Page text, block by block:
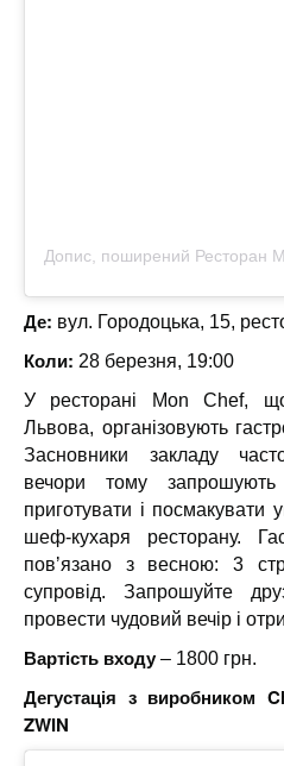
Де: вул. Городоцька, 15,
Коли: 28 березня, 19:00
У ресторані Mon Chef,
Львова, організовують
Засновники закладу
вечори тому
приготувати і посмакувати
шеф-кухаря ресторану.
повʼязано з весною: 3
супровід. Запрошуйте
провести чудовий вечір і
Вартість входу – 1800 грн.
Дегустація з виробником
ZWIN